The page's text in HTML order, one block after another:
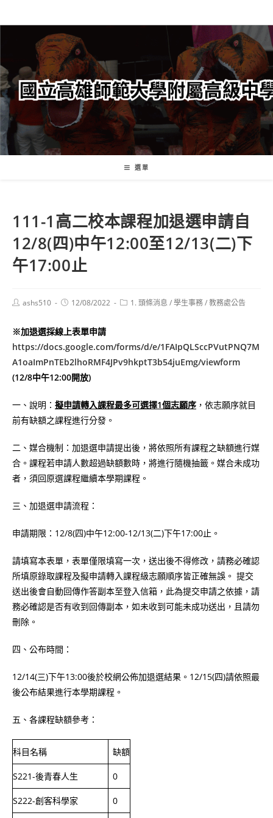
轉
要
內
容
選單
111-1高二校本課程加退選申請自
12/8(四)中午12:00至12/13(二)下
午17:00止
Postashs510
Post12/08/2022
Post1. 頭條消息 /學生事務/教務處公告
※加退選採線上表單申請
https://docs.google.com/forms/d/e/1FAIpQLSccPVutPNQ7M
A1oaImPnTEb2lhoRMF4JPv9hkptT3b54juEmg/viewform
(12/8中午12:00開放)
一、說明： 擬申請轉入課程最多可選擇1個志願序 ，依志願序就目
前有缺額之課程進行分發。
二、媒合機制：加退選申請提出後，將依照所有課程之缺額進行媒
合。課程若申請人數超過缺額數時，將進行隨機抽籤。媒合未成功
者，須回原選課程繼續本學期課程。
三、加退選申請流程：
申請期限：12/8(四)中午12:00-12/13(二)下午17:00止。
請填寫本表單，表單僅限填寫一次，送出後不得修改，請務必確認
所填原錄取課程及擬申請轉入課程級志願順序皆正確無誤。 提交
送出後會自動回傳作答副本至登入信箱，此為提交申請之依據，請
務必確認是否有收到回傳副本，如未收到可能未成功送出，且請勿
刪除。
四、公布時間：
12/14(三)下午13:00後於校網公佈加退選結果。12/15(四)請依照最
後公布結果進行本學期課程。
五、各課程缺額參考：
科目名稱 缺額
S221-後青春人生 0
S222-創客科學家 0